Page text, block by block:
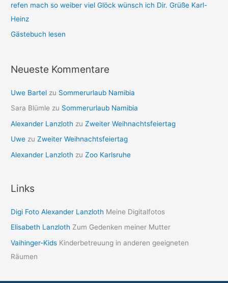
refen mach so weiber viel Glöck wünsch ich Dir. Grüße Karl-
Heinz
Gästebuch lesen
Neueste Kommentare
Uwe Bartel zu Sommerurlaub Namibia
Sara Blümle zu Sommerurlaub Namibia
Alexander Lanzloth zuZweiter Weihnachtsfeiertag
Uwe zuZweiter Weihnachtsfeiertag
Alexander Lanzloth zuZoo Karlsruhe
Links
Digi Foto Alexander Lanzloth Meine Digitalfotos
Elisabeth Lanzloth Zum Gedenken meiner Mutter
Vaihinger-Kids Kinderbetreuung in anderen geeigneten
Räumen